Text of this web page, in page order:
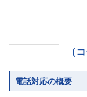
（
電話対応の概要